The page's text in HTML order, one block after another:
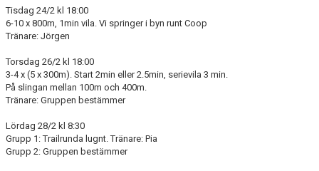
Tisdag 24/2 kl 18:00
6-10 x 800m, 1min vila. Vi springer i byn runt Coop
Tränare: Jörgen
Torsdag 26/2 kl 18:00
3-4 x (5 x 300m). Start 2min eller 2.5min, serievila 3 min.
På slingan mellan 100m och 400m.
Tränare: Gruppen bestämmer
Lördag 28/2 kl 8:30
Grupp 1: Trailrunda lugnt. Tränare: Pia
Grupp 2: Gruppen bestämmer